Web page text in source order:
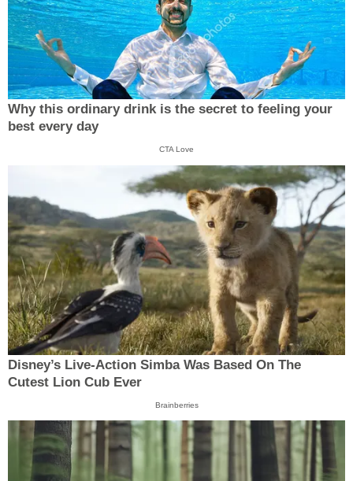
Why this ordinary drink is the secret to feeling your
best every day
CTA Love
Disney’s Live-Action Simba Was Based On The
Cutest Lion Cub Ever
Brainberries